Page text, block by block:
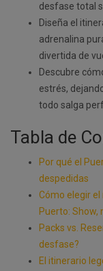
desfase total
Diseña el
adrenalina
divertida de
Descubre
estrés,
todo salga
Tabla de
Por qué el
despedidas
Cómo elegir
Puerto:
Packs vs.
desfase?
El itinerario